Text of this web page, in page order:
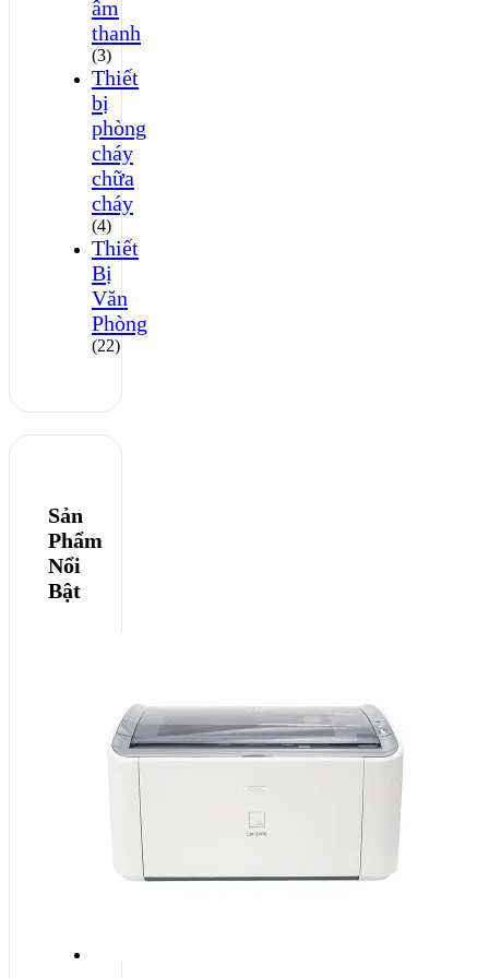
âm
thanh
(3)
Thiết
bị
phòng
cháy
chữa
cháy
(4)
Thiết
Bị
Văn
Phòng
(22)
Sản
Phẩm
Nổi
Bật